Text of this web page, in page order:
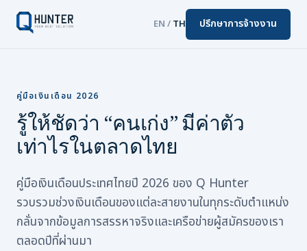
EN / TH ปรึกษาการจ้างงาน
คู่มือเงินเดือน 2026
รู้ให้ชัดว่า “คนเก่ง” มีค่าตัว
เท่าไรในตลาดไทย
คู่มือเงินเดือนประเทศไทยปี 2026 ของ Q Hunter
รวบรวมช่วงเงินเดือนของแต่ละสายงานในทุกระดับตำแหน่ง
กลั่นจากข้อมูลการสรรหาจริงและเครือข่ายผู้สมัครของเรา
ตลอดปีที่ผ่านมา